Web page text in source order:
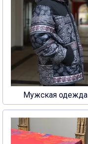
Мужская одежда